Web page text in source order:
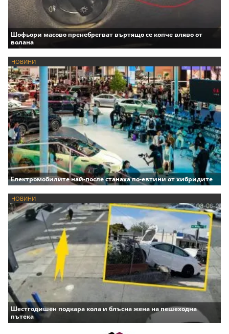
Шофьори масово пренебрегват въртящо се копче вляво от
волана
НОВИНИ
Електромобилите най-после станаха по-евтини от хибридите
НОВИНИ
Шестгодишен подкара кола и блъсна жена на пешеходна
пътека